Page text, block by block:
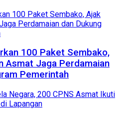
100 Paket Sembako,
Asmat Jaga Perdamaian
Pemerintah